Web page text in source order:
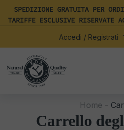
SPEDIZIONE GRATUITA PER
TARIFFE ESCLUSIVE RISERVATE
Accedi / Registrati
Home -
Carrello